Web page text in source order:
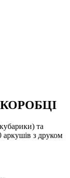
та
аркушів з друком